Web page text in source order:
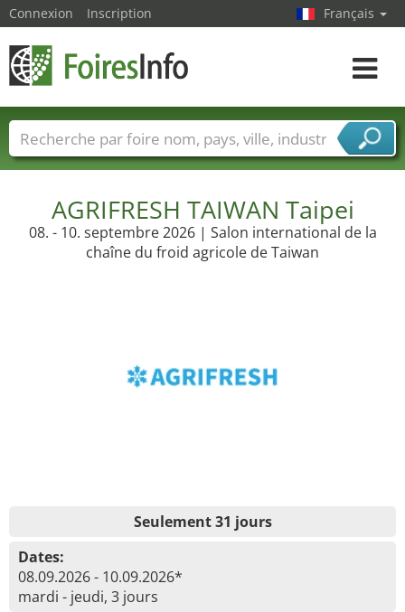
AGRIFRESH TAIWAN Taipei
08. - 10. septembre 2026 | Salon international de la
chaîne du froid agricole de Taiwan
Seulement 31 jours
Dates:
08.09.2026 - 10.09.2026*
mardi - jeudi, 3 jours
Connexion Inscription Français
Toggle
Foire noms Pays Villes
Secteurs de foire